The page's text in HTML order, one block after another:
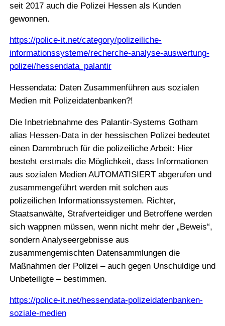
seit 2017 auch die Polizei Hessen als Kunden
gewonnen.
https://police-it.net/category/polizeiliche-
informationssysteme/recherche-analyse-auswertung-
polizei/hessendata_palantir
Hessendata: Daten Zusammenführen aus sozialen
Medien mit Polizeidatenbanken?!
Die Inbetriebnahme des Palantir-Systems Gotham
alias Hessen-Data in der hessischen Polizei bedeutet
einen Dammbruch für die polizeiliche Arbeit: Hier
besteht erstmals die Möglichkeit, dass Informationen
aus sozialen Medien AUTOMATISIERT abgerufen und
zusammengeführt werden mit solchen aus
polizeilichen Informationssystemen. Richter,
Staatsanwälte, Strafverteidiger und Betroffene werden
sich wappnen müssen, wenn nicht mehr der „Beweis“,
sondern Analyseergebnisse aus
zusammengemischten Datensammlungen die
Maßnahmen der Polizei – auch gegen Unschuldige und
Unbeteiligte – bestimmen.
https://police-it.net/hessendata-polizeidatenbanken-
soziale-medien